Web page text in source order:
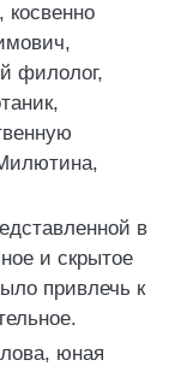
косвенно
филолог,
в
и скрытое
привлечь к
юная